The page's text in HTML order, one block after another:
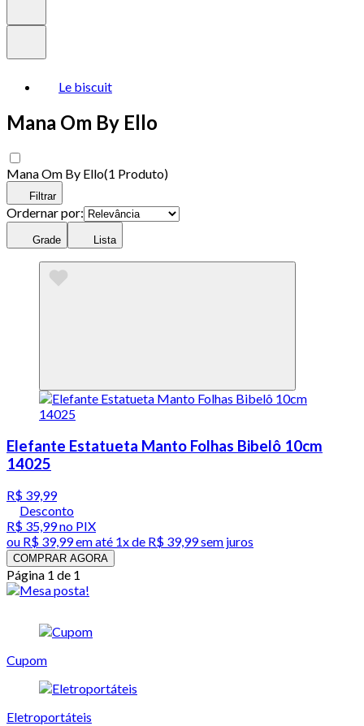
Le biscuit
Mana Om By Ello
Mana Om By Ello(1 Produto)
Filtrar
Ordernar por:
Grade Lista
Elefante Estatueta Manto Folhas Bibelô 10cm
14025
R$ 39,99
Desconto
R$ 35,99no PIX
ou R$ 39,99em até 1x de R$ 39,99sem juros
COMPRAR AGORA
Página 1 de 1
Cupom
Eletroportáteis